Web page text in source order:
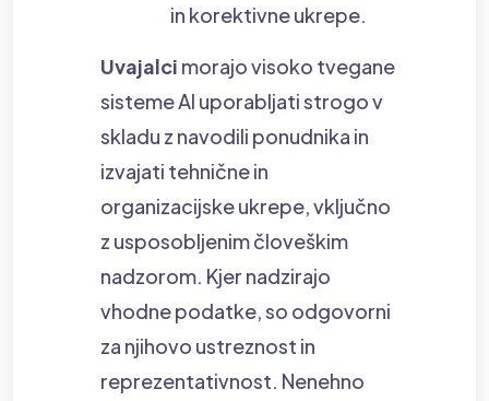
in korektivne ukrepe.
Uvajalci morajo visoko tvegane
sisteme AI uporabljati strogo v
skladu z navodili ponudnika in
izvajati tehnične in
organizacijske ukrepe, vključno
z usposobljenim človeškim
nadzorom. Kjer nadzirajo
vhodne podatke, so odgovorni
za njihovo ustreznost in
reprezentativnost. Nenehno